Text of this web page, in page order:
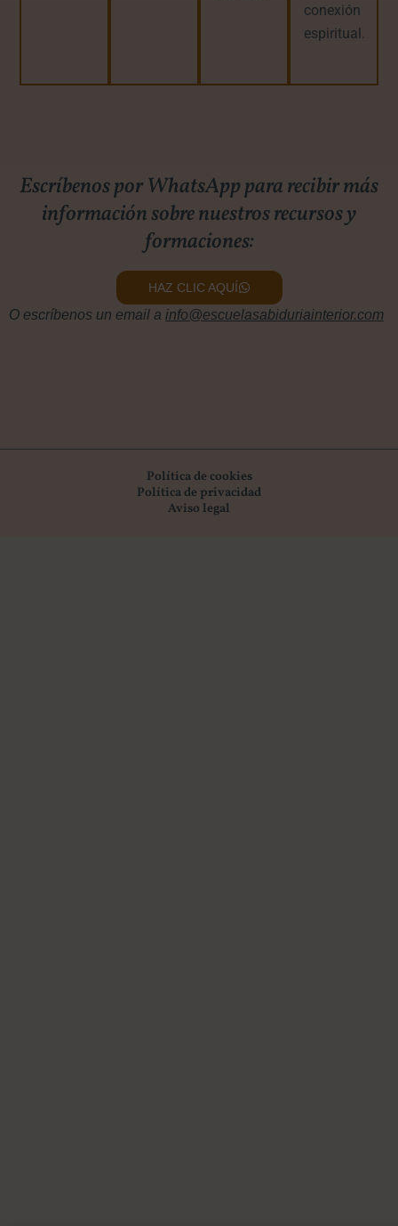
conexión
espiritual.
Escríbenos por WhatsApp para recibir más
información sobre nuestros recursos y
formaciones:
HAZ CLIC AQUÍ
O escríbenos un email a info@escuelasabiduriainterior.com
Política de cookies
Política de privacidad
Aviso legal